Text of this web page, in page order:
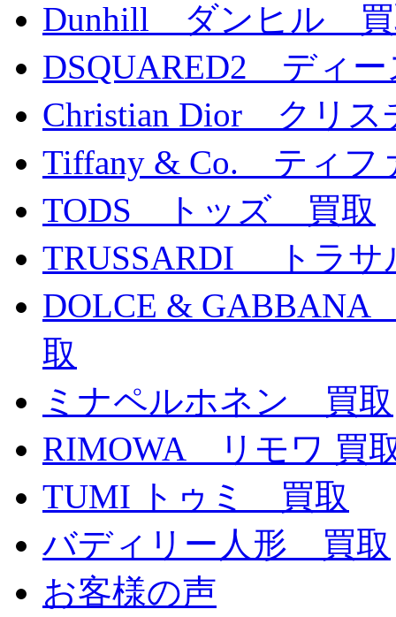
Dunhill ダンヒル
DSQUARED2 ディ
Christian Dior クリス
Tiffany & Co. ティ
TODS トッズ 買取
TRUSSARDI トラ
DOLCE &
取
ミナペルホネン 買取
RIMOWA リモワ 買
TUMI トゥミ 買取
バディリー人形 買取
お客様の声